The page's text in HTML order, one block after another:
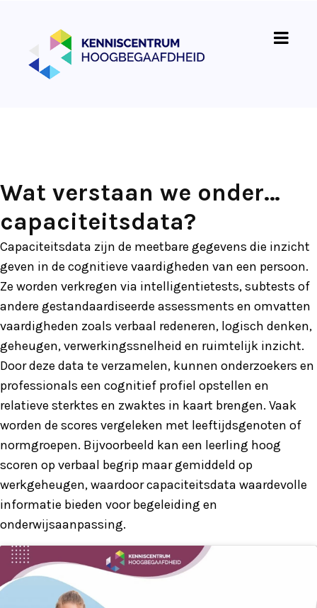
Wat verstaan we onder…
capaciteitsdata?
Capaciteitsdata zijn de meetbare gegevens die inzicht
geven in de cognitieve vaardigheden van een persoon.
Ze worden verkregen via intelligentietests, subtests of
andere gestandaardiseerde assessments en omvatten
vaardigheden zoals verbaal redeneren, logisch denken,
geheugen, verwerkingssnelheid en ruimtelijk inzicht.
Door deze data te verzamelen, kunnen onderzoekers en
professionals een cognitief profiel opstellen en
relatieve sterktes en zwaktes in kaart brengen. Vaak
worden de scores vergeleken met leeftijdsgenoten of
normgroepen. Bijvoorbeeld kan een leerling hoog
scoren op verbaal begrip maar gemiddeld op
werkgeheugen, waardoor capaciteitsdata waardevolle
informatie bieden voor begeleiding en
onderwijsaanpassing.